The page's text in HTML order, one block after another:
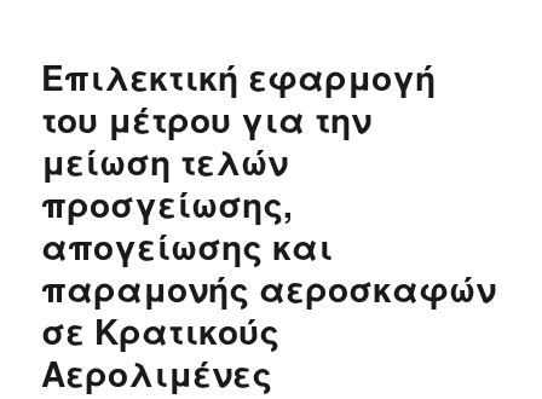
Επιλεκτική εφαρμογή
του μέτρου για την
μείωση τελών
προσγείωσης,
απογείωσης και
παραμονής αεροσκαφών
σε Κρατικούς
Αερολιμένες